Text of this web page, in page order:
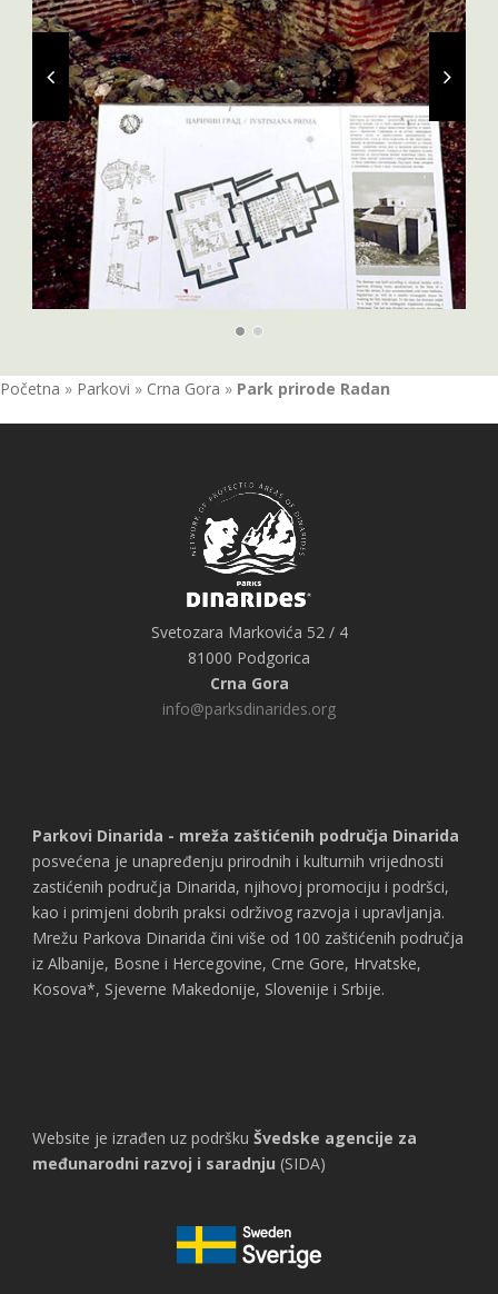
Početna » Parkovi » Crna Gora » Park prirode Radan
Svetozara Markovića 52 / 4
81000 Podgorica
Crna Gora
info@parksdinarides.org
Parkovi Dinarida - mreža zaštićenih područja Dinarida
posvećena je unapređenju prirodnih i kulturnih vrijednosti
zastićenih područja Dinarida, njihovoj promociju i podršci,
kao i primjeni dobrih praksi održivog razvoja i upravljanja.
Mrežu Parkova Dinarida čini više od 100 zaštićenih područja
iz Albanije, Bosne i Hercegovine, Crne Gore, Hrvatske,
Kosova*, Sjeverne Makedonije, Slovenije i Srbije.
Website je izrađen uz podršku Švedske agencije za
međunarodni razvoj i saradnju (SIDA)